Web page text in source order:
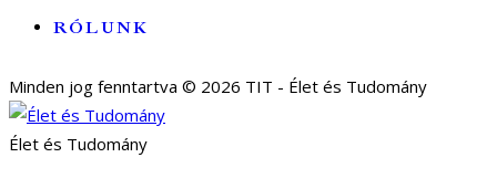
RÓLUNK
Minden jog fenntartva © 2026 TIT - Élet és Tudomány
Élet és Tudomány